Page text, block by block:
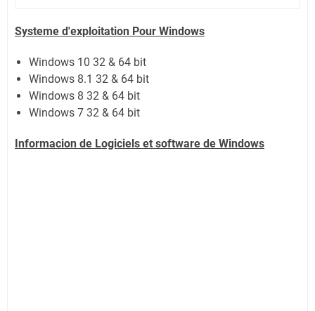
Systeme d'exploitation Pour Windows
Windows 10 32 & 64 bit
Windows 8.1 32 & 64 bit
Windows 8 32 & 64 bit
Windows 7 32 & 64 bit
Informacion de Logiciels et software de Windows